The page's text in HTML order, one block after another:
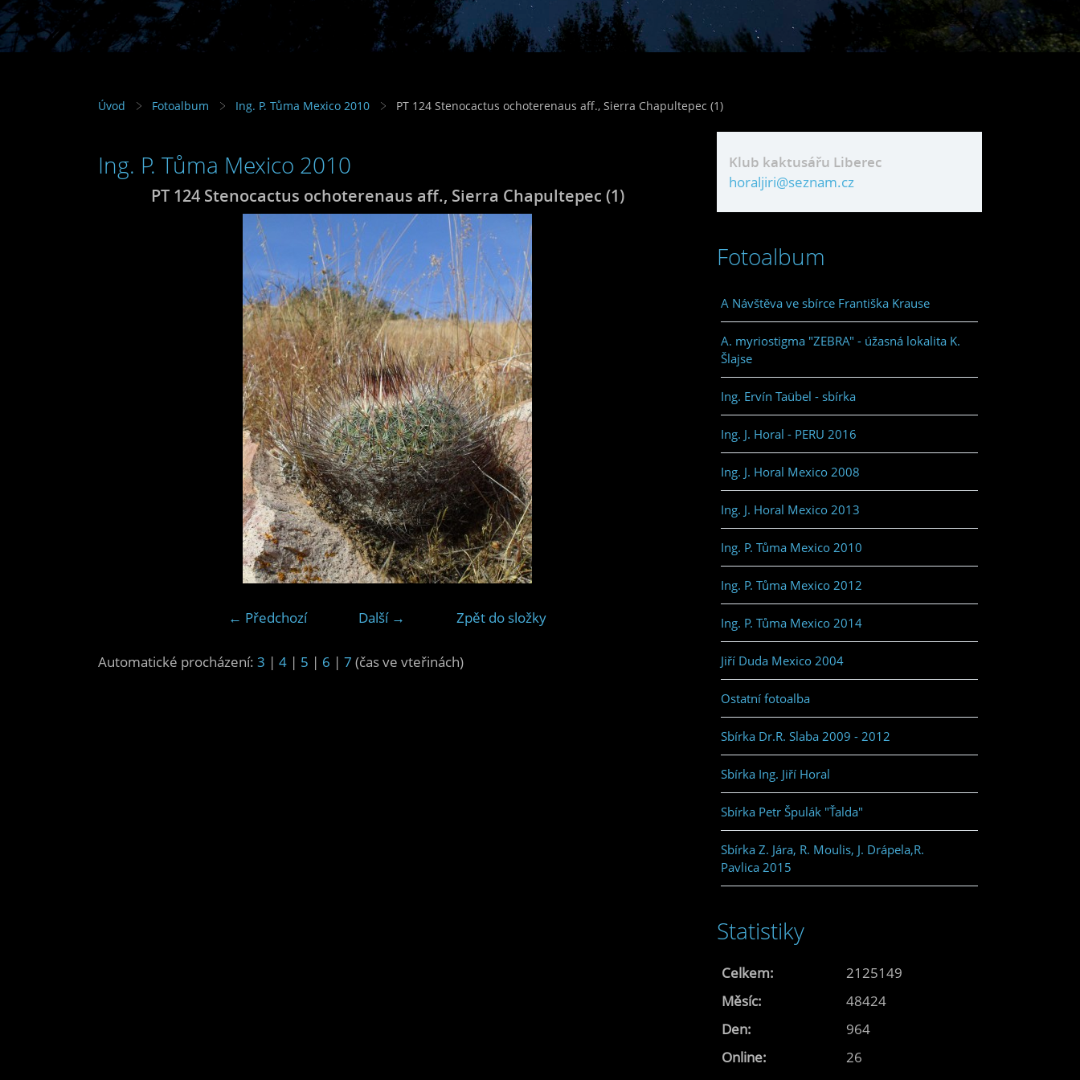
Úvod Fotoalbum Ing. P. Tůma Mexico 2010 PT 124 Stenocactus ochoterenaus aff., Sierra Chapultepec (1)
Ing. P. Tůma Mexico 2010
PT 124 Stenocactus ochoterenaus aff., Sierra Chapultepec (1)
← Předchozí Další → Zpět do složky
Automatické procházení: 3 | 4 | 5 | 6 | 7 (čas ve vteřinách)
Klub kaktusářu Liberec
horaljiri@seznam.cz
Fotoalbum
A Návštěva ve sbírce Františka Krause
A. myriostigma "ZEBRA" - úžasná lokalita K.
Šlajse
Ing. Ervín Taübel - sbírka
Ing. J. Horal - PERU 2016
Ing. J. Horal Mexico 2008
Ing. J. Horal Mexico 2013
Ing. P. Tůma Mexico 2010
Ing. P. Tůma Mexico 2012
Ing. P. Tůma Mexico 2014
Jiří Duda Mexico 2004
Ostatní fotoalba
Sbírka Dr.R. Slaba 2009 - 2012
Sbírka Ing. Jiří Horal
Sbírka Petr Špulák "Ťalda"
Sbírka Z. Jára, R. Moulis, J. Drápela,R.
Pavlica 2015
Statistiky
Online: 26
Celkem:
2125149
Měsíc:
48424
Den:
964